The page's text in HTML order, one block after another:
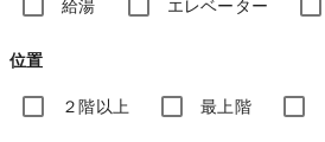
給湯 エレベーター
位置
２階以上 最上階